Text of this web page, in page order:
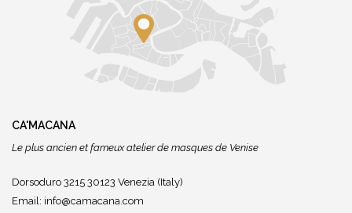
CA'MACANA
Le plus ancien et fameux atelier de masques de Venise
Dorsoduro 3215 30123 Venezia (Italy)
Email: info@camacana.com